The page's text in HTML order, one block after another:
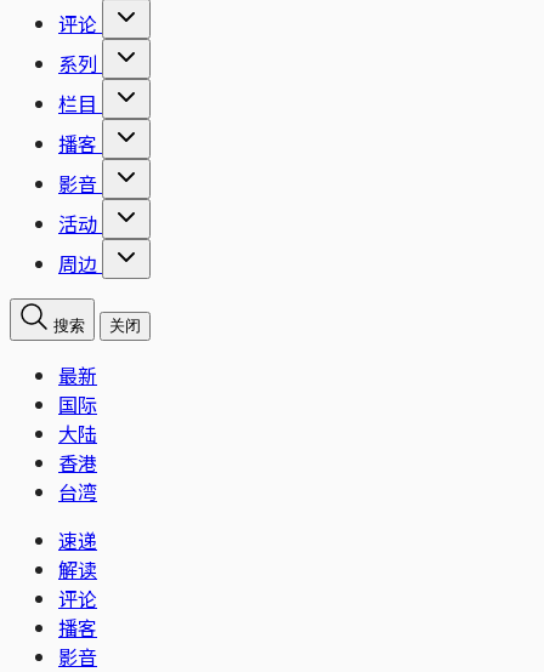
评论
系列
栏目
播客
影音
活动
周边
搜索 关闭
最新
国际
大陆
香港
台湾
速递
解读
评论
播客
影音